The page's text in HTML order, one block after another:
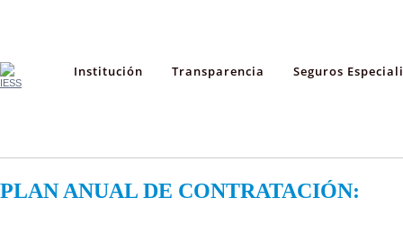
Institución Transparencia Seguros
PLAN ANUAL DE CONTRATACIÓN: